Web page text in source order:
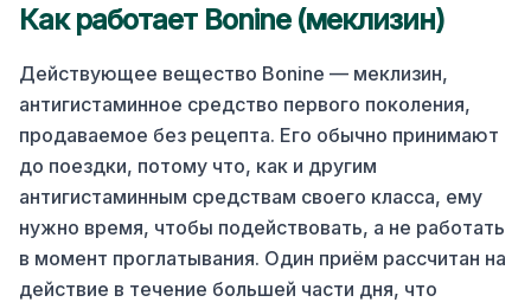
Как работает Bonine (меклизин)
Действующее вещество Bonine — меклизин,
антигистаминное средство первого поколения,
продаваемое без рецепта. Его обычно принимают
до поездки, потому что, как и другим
антигистаминным средствам своего класса, ему
нужно время, чтобы подействовать, а не работать
в момент проглатывания. Один приём рассчитан на
действие в течение большей части дня, что